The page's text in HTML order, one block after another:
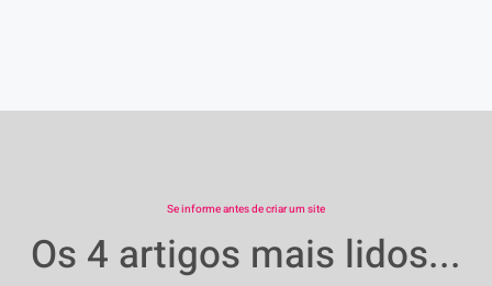
Se informe antes de criar um site
Os 4 artigos mais lidos...